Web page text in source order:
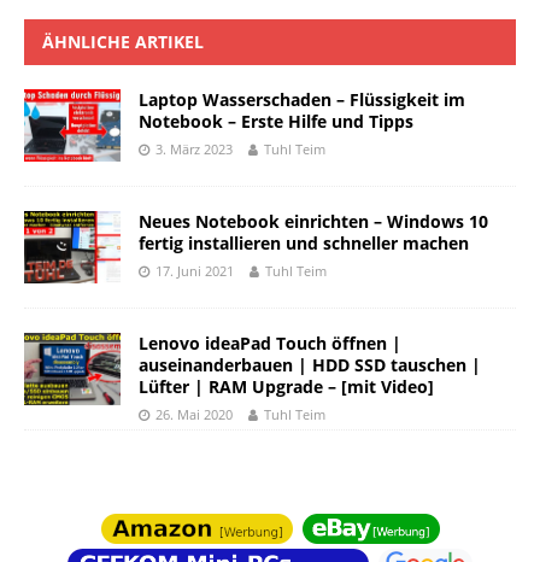
ÄHNLICHE ARTIKEL
Laptop Wasserschaden – Flüssigkeit im
Notebook – Erste Hilfe und Tipps
3. März 2023 Tuhl Teim
Neues Notebook einrichten – Windows 10
fertig installieren und schneller machen
17. Juni 2021 Tuhl Teim
Lenovo ideaPad Touch öffnen |
auseinanderbauen | HDD SSD tauschen |
Lüfter | RAM Upgrade – [mit Video]
26. Mai 2020 Tuhl Teim